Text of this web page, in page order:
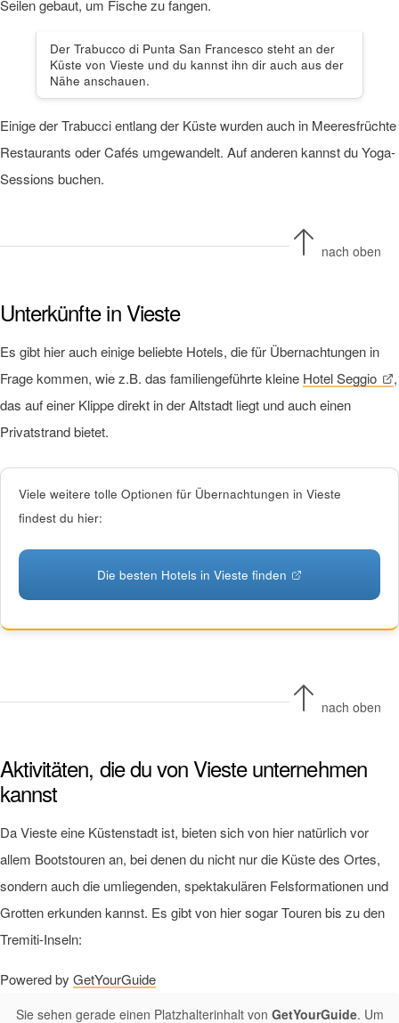
Seilen gebaut, um Fische zu fangen.
Der Trabucco di Punta San Francesco steht an der
Küste von Vieste und du kannst ihn dir auch aus der
Nähe anschauen.
Einige der Trabucci entlang der Küste wurden auch in Meeresfrüchte
Restaurants oder Cafés umgewandelt. Auf anderen kannst du Yoga-
Sessions buchen.
nach oben
Unterkünfte in Vieste
Es gibt hier auch einige beliebte Hotels, die für Übernachtungen in
Frage kommen, wie z.B. das familiengeführte kleine Hotel Seggio
,
das auf einer Klippe direkt in der Altstadt liegt und auch einen
Privatstrand bietet.
Viele weitere tolle Optionen für Übernachtungen in Vieste
findest du hier:
Die besten Hotels in Vieste finden
nach oben
Aktivitäten, die du von Vieste unternehmen
kannst
Da Vieste eine Küstenstadt ist, bieten sich von hier natürlich vor
allem Bootstouren an, bei denen du nicht nur die Küste des Ortes,
sondern auch die umliegenden, spektakulären Felsformationen und
Grotten erkunden kannst. Es gibt von hier sogar Touren bis zu den
Tremiti-Inseln:
Powered by GetYourGuide
Sie sehen gerade einen Platzhalterinhalt von GetYourGuide. Um